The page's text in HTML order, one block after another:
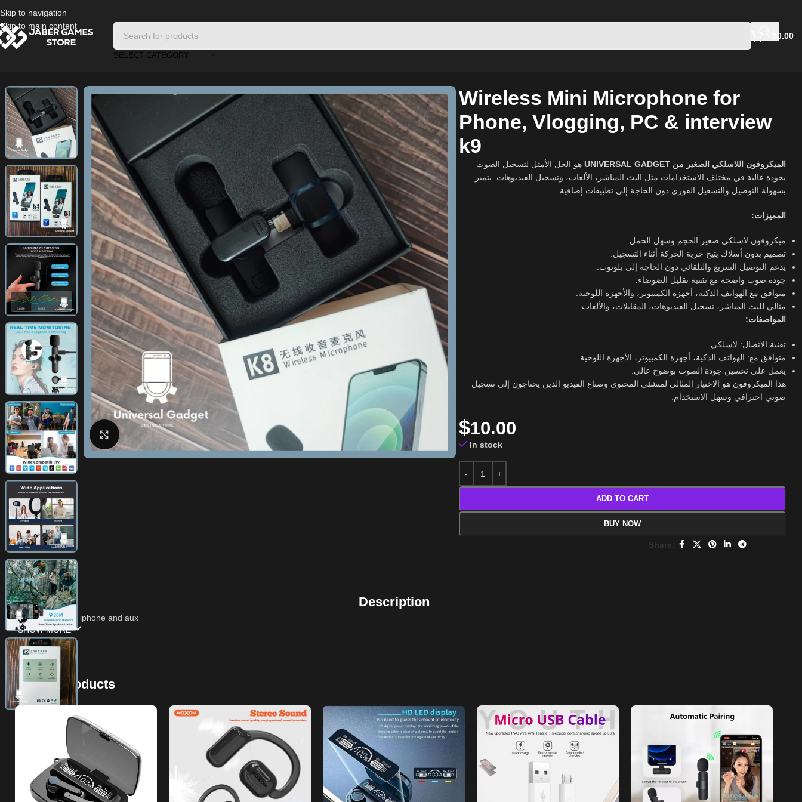
Skip to navigation
Skip to main content
SELECT CATEGORY
0.00
Headphones And Earphones/ Wireless Mini Microphone for Phone, Vlogging, PC & interview k9
Click to enlarge
Wireless Mini Microphone for
Phone, Vlogging, PC & interview
k9
الميكروفون اللاسلكي الصغير من UNIVERSAL GADGET
هو الحل الأمثل لتسجيل الصوت
بجودة عالية في مختلف الاستخدامات مثل البث المباشر، الألعاب، وتسجيل الفيديوهات. يتميز
بسهولة التوصيل والتشغيل الفوري دون الحاجة إلى تطبيقات إضافية.
المميزات:
ميكروفون لاسلكي صغير الحجم وسهل الحمل.
تصميم بدون أسلاك يتيح حرية الحركة أثناء التسجيل.
يدعم التوصيل السريع والتلقائي دون الحاجة إلى بلوتوث.
جودة صوت واضحة مع تقنية تقليل الضوضاء.
متوافق مع الهواتف الذكية، أجهزة الكمبيوتر، والأجهزة اللوحية.
مثالي للبث المباشر، تسجيل الفيديوهات، المقابلات، والألعاب.
المواصفات:
تقنية الاتصال: لاسلكي.
متوافق مع: الهواتف الذكية، أجهزة الكمبيوتر، الأجهزة اللوحية.
يعمل على تحسين جودة الصوت بوضوح عالي.
هذا الميكروفون هو الاختيار المثالي لمنشئي المحتوى وصناع الفيديو الذين يحتاجون إلى تسجيل
صوتي احترافي وسهل الاستخدام.
$10.00
In stock
ADD TO CART
BUY NOW
Share:
Description
Available typc and iphone and aux
SHOW MORE
Related Products